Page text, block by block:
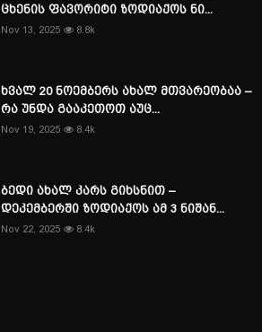
ცხენის ფავორიტი ზოდიაქოს ნი...
Nov 13, 2025 8.8k
ხვალ 20 ნოემბერს ახალ მთვარეობაა –
რა უნდა გააკეთოთ აუც...
Nov 19, 2025 8.4k
ბედი ახალ კარს გიხსნით –
დეკემბერში ზოდიაქოს ამ 3 ნიშან...
Nov 22, 2025 8.4k